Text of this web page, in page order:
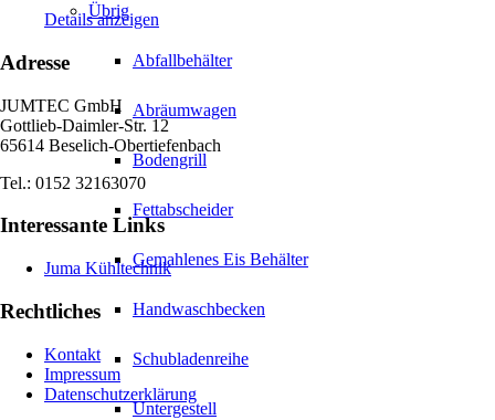
Übrig
Abfallbehälter
Abräumwagen
Bodengrill
Fettabscheider
Gemahlenes Eis Behälter
Handwaschbecken
Schubladenreihe
Untergestell
Details anzeigen
Adresse
JUMTEC GmbH
Gottlieb-Daimler-Str. 12
65614 Beselich-Obertiefenbach
Tel.: 0152 32163070
Interessante Links
Juma Kühltechnik
Rechtliches
Kontakt
Impressum
Datenschutzerklärung